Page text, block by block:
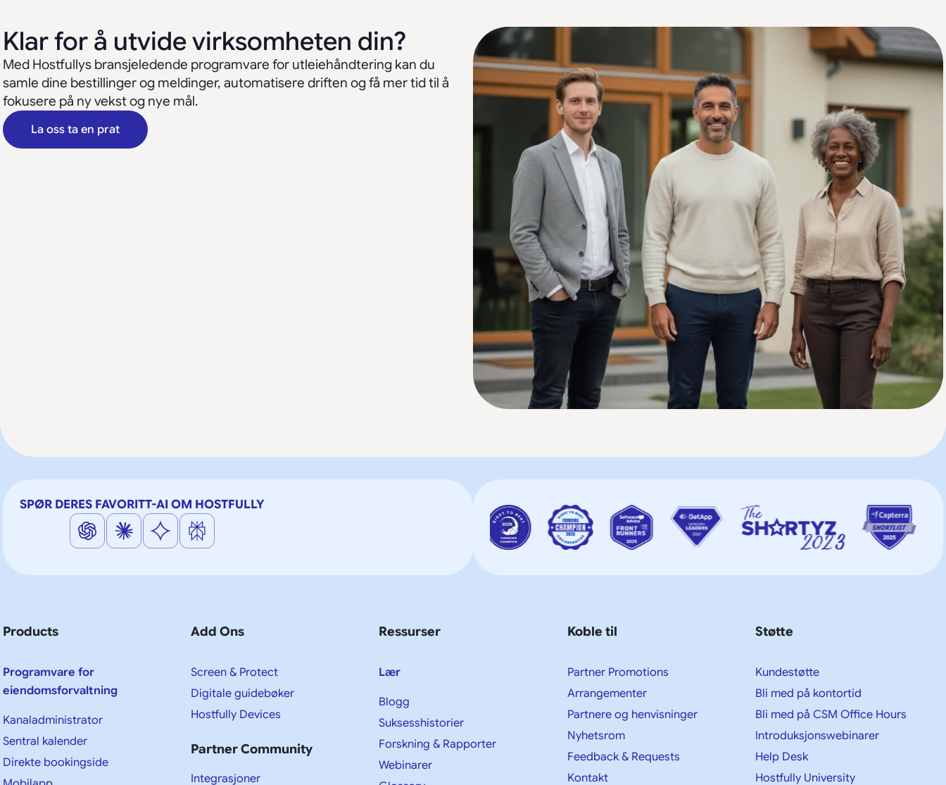
Klar for å utvide virksomheten din?
Med Hostfullys bransjeledende programvare for utleiehåndtering kan du
samle dine bestillinger og meldinger, automatisere driften og få mer tid til å
fokusere på ny vekst og nye mål.
La oss ta en prat
SPØR DERES FAVORITT-AI OM HOSTFULLY
Products
Programvare for
eiendomsforvaltning
Kanaladministrator
Sentral kalender
Direkte bookingside
Add Ons
Screen & Protect
Digitale guidebøker
Hostfully Devices
Partner Community
Integrasjoner
Ressurser
Lær
Blogg
Suksesshistorier
Forskning & Rapporter
Webinarer
Koble til
Partner Promotions
Arrangementer
Partnere og henvisninger
Nyhetsrom
Feedback & Requests
Kontakt
Støtte
Kundestøtte
Bli med på kontortid
Bli med på CSM Office Hours
Introduksjonswebinarer
Help Desk
Hostfully University